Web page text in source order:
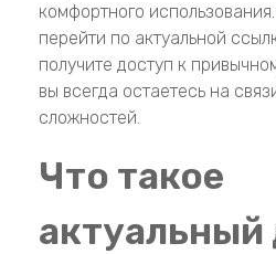
комфортного
перейти по актуальной
получите доступ к
вы всегда остаетесь на
сложностей.
Что такое
актуальный